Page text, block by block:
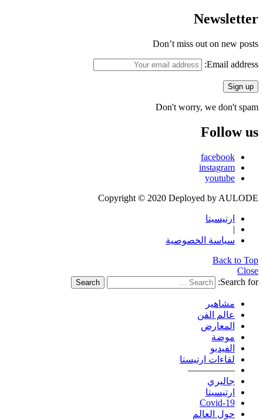
Newsletter
Don’t miss out on new posts
Email address:
Don't worry, we don't spam
Follow us
facebook
instagram
youtube
Copyright © 2020 Deployed by AULODE
ارتيسيتا
|
سياسة الخصوصية
Back to Top
Close
Search for:
Search
مشاهير
عالم الفن
المعارض
موضة
الفيديو
لقاءات ارتيستا
—————
جاليري
ارتيسيتا
Covid-19
حول العالم